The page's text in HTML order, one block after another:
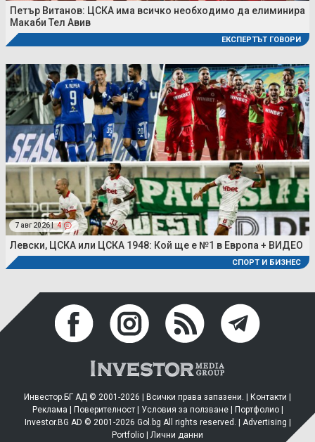
Петър Витанов: ЦСКА има всичко необходимо да елиминира
Макаби Тел Авив
ЕКСПЕРТЪТ ГОВОРИ
7 авг 2026 | 4
Левски, ЦСКА или ЦСКА 1948: Кой ще е №1 в Европа + ВИДЕО
СПОРТ И БИЗНЕС
Инвестор.БГ АД © 2001-2026 | Всички права запазени. | Контакти
Реклама
Поверителност| Условия за ползване| Портфолио|
Investor.BG AD © 2001-2026 Gol.bg All rights reserved. | Advertising
Portfolio
Лични данни